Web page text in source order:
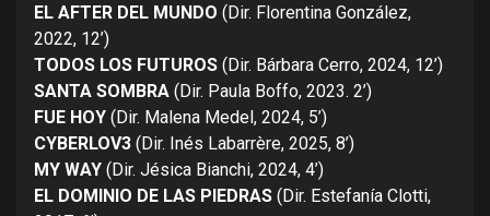
EL AFTER DEL MUNDO (Dir. Florentina González,
2022, 12’)
TODOS LOS FUTUROS (Dir. Bárbara Cerro, 2024, 12’)
SANTA SOMBRA (Dir. Paula Boffo, 2023. 2’)
FUE HOY (Dir. Malena Medel, 2024, 5’)
CYBERLOV3 (Dir. Inés Labarrère, 2025, 8’)
MY WAY (Dir. Jésica Bianchi, 2024, 4’)
EL DOMINIO DE LAS PIEDRAS (Dir. Estefanía Clotti,